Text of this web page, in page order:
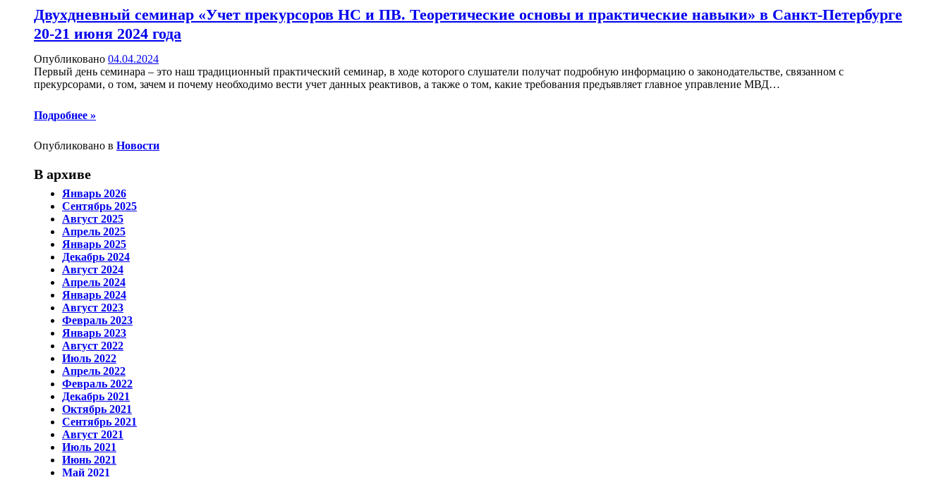
Двухдневный семинар «Учет прекурсоров НС и ПВ. Теоретические основы и практические навыки» в Санкт-Петербурге
20-21 июня 2024 года
Опубликовано 04.04.2024
Первый день семинара – это наш традиционный практический семинар, в ходе которого слушатели получат подробную информацию о законодательстве, связанном с
прекурсорами, о том, зачем и почему необходимо вести учет данных реактивов, а также о том, какие требования предъявляет главное управление МВД…
Подробнее »
Опубликовано в Новости
В архиве
Январь 2026
Сентябрь 2025
Август 2025
Апрель 2025
Январь 2025
Декабрь 2024
Август 2024
Апрель 2024
Январь 2024
Август 2023
Февраль 2023
Январь 2023
Август 2022
Июль 2022
Апрель 2022
Февраль 2022
Декабрь 2021
Октябрь 2021
Сентябрь 2021
Август 2021
Июль 2021
Июнь 2021
Май 2021